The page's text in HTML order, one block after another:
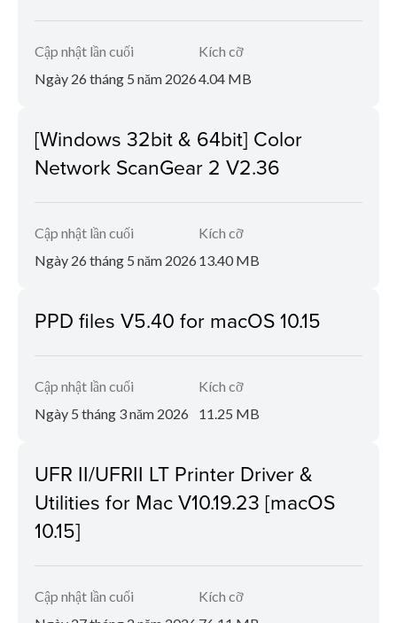
Cập nhật lần cuối
Ngày 26 tháng 5 năm 2026
Kích cỡ
4.04 MB
[Windows 32bit & 64bit] Color
Network ScanGear 2 V2.36
Cập nhật lần cuối
Ngày 26 tháng 5 năm 2026
Kích cỡ
13.40 MB
PPD files V5.40 for macOS 10.15
Cập nhật lần cuối
Ngày 5 tháng 3 năm 2026
Kích cỡ
11.25 MB
UFR II/UFRII LT Printer Driver &
Utilities for Mac V10.19.23 [macOS
10.15]
Cập nhật lần cuối
Kích cỡ